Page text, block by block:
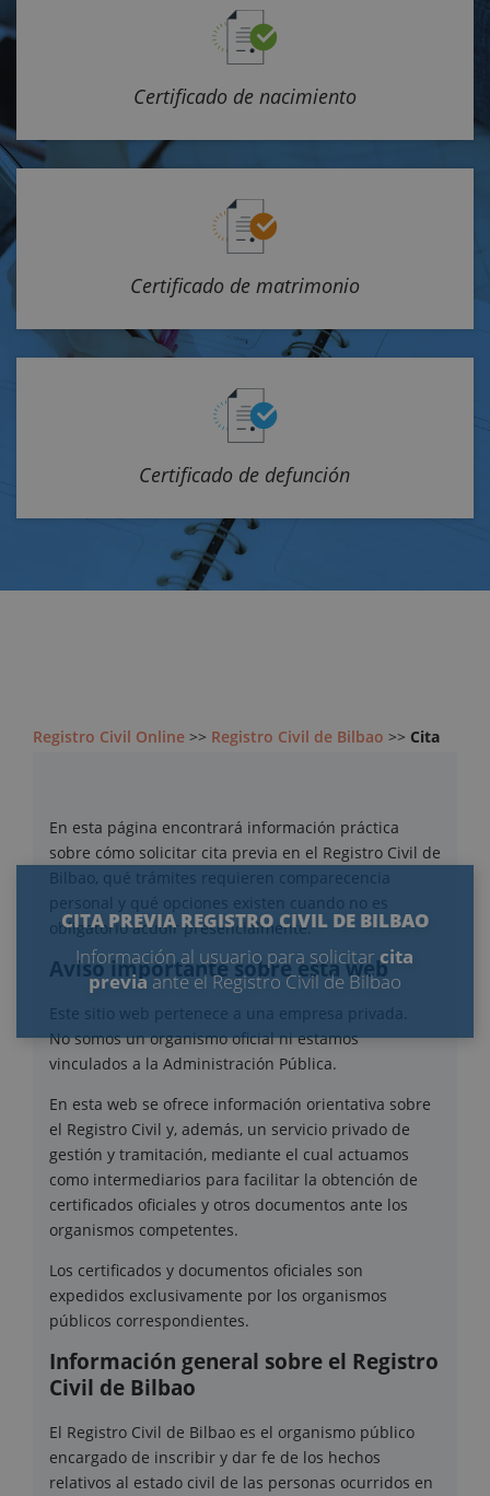
CITA PREVIA REGISTRO CIVIL DE BILBAO
Información al usuario para solicitarcita
previaante el Registro Civil de Bilbao
Certificado de nacimiento
Certificado de matrimonio
Certificado de defunción
Registro Civil Online >> Registro Civil de Bilbao >> Cita
En esta página encontrará información práctica
sobre cómo solicitar cita previa en el Registro Civil de
Bilbao, qué trámites requieren comparecencia
personal y qué opciones existen cuando no es
obligatorio acudir presencialmente.
Aviso importante sobre esta web
Este sitio web pertenece a una empresa privada.
No somos un organismo oficial ni estamos
vinculados a la Administración Pública.
En esta web se ofrece información orientativa sobre
el Registro Civil y, además, un servicio privado de
gestión y tramitación, mediante el cual actuamos
como intermediarios para facilitar la obtención de
certificados oficiales y otros documentos ante los
organismos competentes.
Los certificados y documentos oficiales son
expedidos exclusivamente por los organismos
públicos correspondientes.
Información general sobre el Registro
Civil de Bilbao
El Registro Civil de Bilbao es el organismo público
encargado de inscribir y dar fe de los hechos
relativos al estado civil de las personas ocurridos en